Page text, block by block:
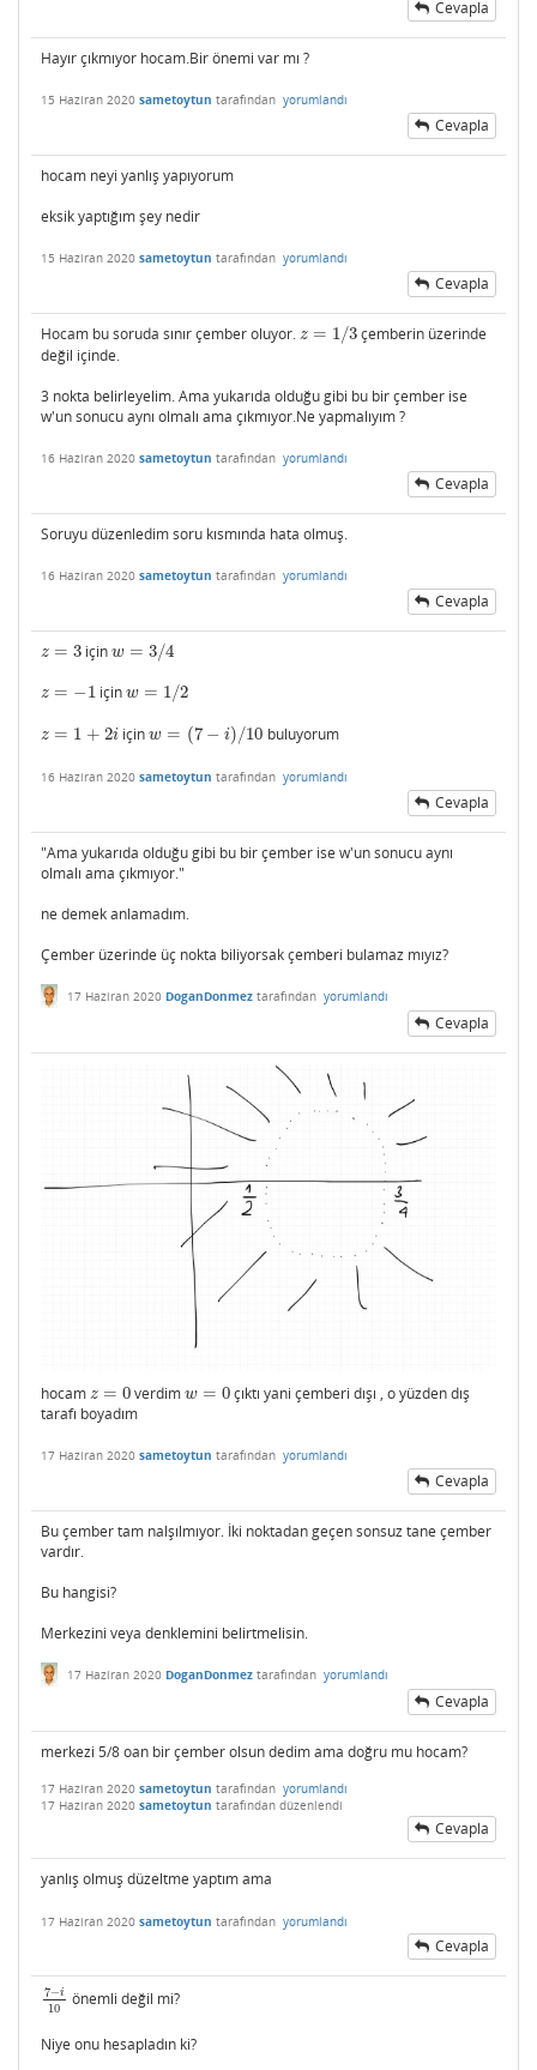
Cevapla
Hayır çıkmıyor hocam.Bir önemi var mı ?
15 Haziran 2020 sametoytun tarafından yorumlandı
Cevapla
hocam neyi yanlış yapıyorum
eksik yaptığım şey nedir
15 Haziran 2020 sametoytun tarafından yorumlandı
Cevapla
Hocam bu soruda sınır çember oluyor. z = 1/3
z=1/ 3
çemberin üzerinde
değil içinde.
3 nokta belirleyelim. Ama yukarıda olduğu gibi bu bir çember ise
w'un sonucu aynı olmalı ama çıkmıyor.Ne yapmalıyım ?
16 Haziran 2020 sametoytun tarafından yorumlandı
Cevapla
Soruyu düzenledim soru kısmında hata olmuş.
16 Haziran 2020 sametoytun tarafından yorumlandı
Cevapla
z = 3
z=3 için w = 3/4
w= 3/ 4
z = −1
z=−1 için w = 1/2
w= 1/ 2
z = 1 + 2i
z=1+ 2 içinw = (7 − i)/10
w=(7 −i)/ 10 buluyorum
16 Haziran 2020 sametoytun tarafından yorumlandı
Cevapla
"Ama yukarıda olduğu gibi bu bir çember ise w'un sonucu aynı
olmalı ama çıkmıyor."
ne demek anlamadım.
Çember üzerinde üç nokta biliyorsak çemberi bulamaz mıyız?
17 Haziran 2020 DoganDonmez tarafından yorumlandı
Cevapla
hocam z = 0
z=0 verdim w = 0
w= 0
çıktı yani çemberi dışı , o yüzden dış
tarafı boyadım
17 Haziran 2020 sametoytun tarafından yorumlandı
Cevapla
Bu çember tam nalşılmıyor. İki noktadan geçen sonsuz tane çember
vardır.
Bu hangisi?
Merkezini veya denklemini belirtmelisin.
17 Haziran 2020 DoganDonmez tarafından yorumlandı
Cevapla
merkezi 5/8 oan bir çember olsun dedim ama doğru mu hocam?
17 Haziran 2020 sametoytun tarafından yorumlandı
17 Haziran 2020 sametoytun tarafından düzenlendi
Cevapla
yanlış olmuş düzeltme yaptım ama
17 Haziran 2020 sametoytun tarafından yorumlandı
Cevapla
7−i
10
7−i10önemli değil mi?
Niye onu hesapladın ki?